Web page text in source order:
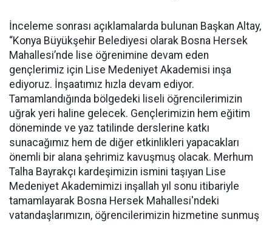
İnceleme sonrası açıklamalarda bulunan Başkan Altay,
“Konya Büyükşehir Belediyesi olarak Bosna Hersek
Mahallesi’nde lise öğrenimine devam eden
gençlerimiz için Lise Medeniyet Akademisi inşa
ediyoruz. İnşaatımız hızla devam ediyor.
Tamamlandığında bölgedeki liseli öğrencilerimizin
uğrak yeri haline gelecek. Gençlerimizin hem eğitim
döneminde ve yaz tatilinde derslerine katkı
sunacağımız hem de diğer etkinlikleri yapacakları
önemli bir alana şehrimiz kavuşmuş olacak. Merhum
Talha Bayrakçı kardeşimizin ismini taşıyan Lise
Medeniyet Akademimizi inşallah yıl sonu itibariyle
tamamlayarak Bosna Hersek Mahallesi'ndeki
vatandaşlarımızın, öğrencilerimizin hizmetine sunmuş